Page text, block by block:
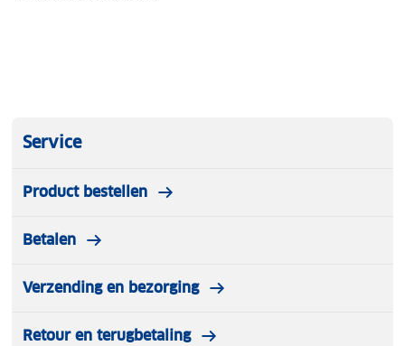
Service
Product bestellen
Betalen
Verzending en bezorging
Retour en terugbetaling